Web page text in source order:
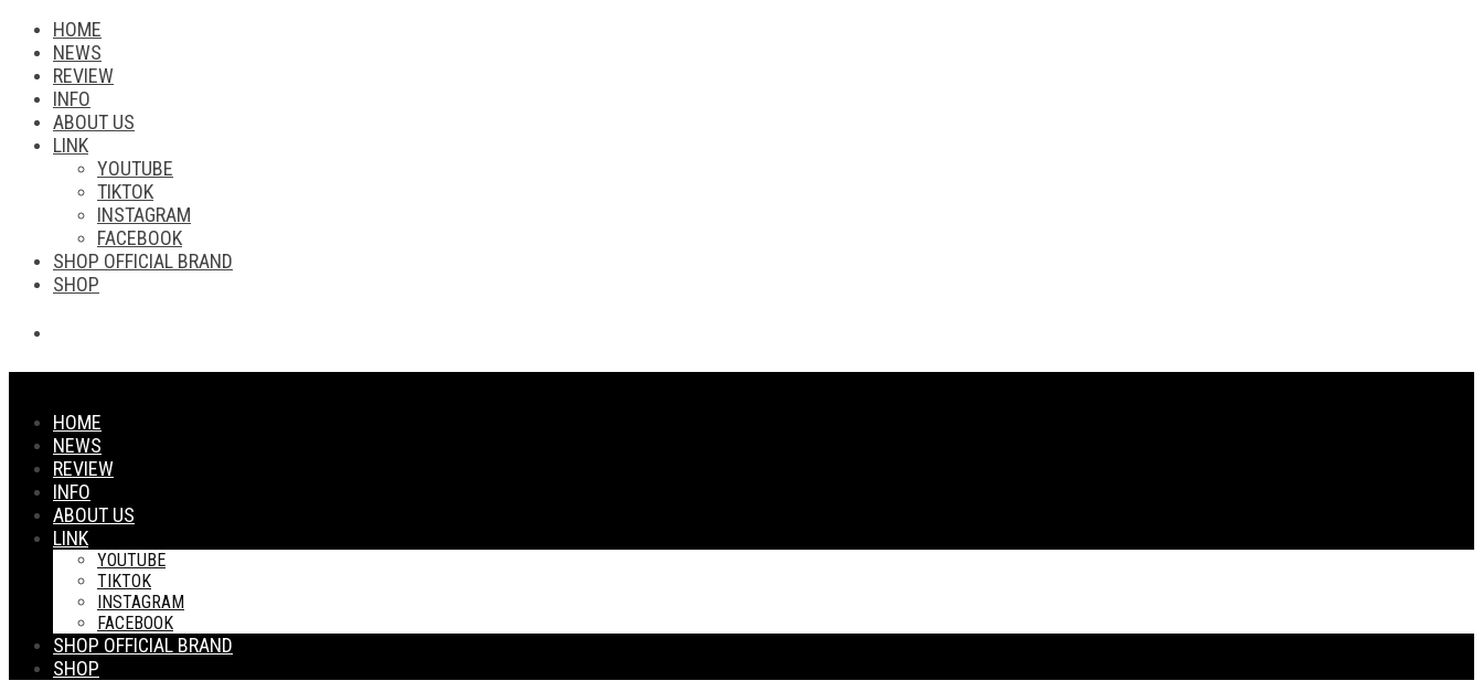
HOME
NEWS
REVIEW
INFO
ABOUT US
LINK
YOUTUBE
TIKTOK
INSTAGRAM
FACEBOOK
SHOP OFFICIAL BRAND
SHOP
HOME
NEWS
REVIEW
INFO
ABOUT US
LINK
YOUTUBE
TIKTOK
INSTAGRAM
FACEBOOK
SHOP OFFICIAL BRAND
SHOP